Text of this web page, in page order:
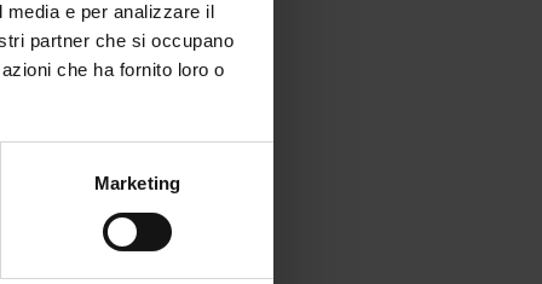
e per analizzare il
partner che si occupano
che ha fornito loro o
Marketing